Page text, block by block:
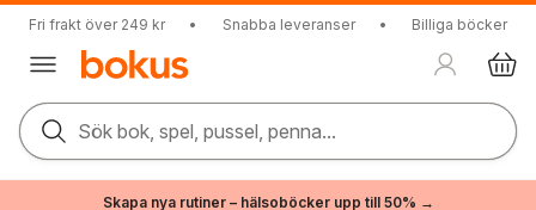
Fri frakt över 249 kr • Snabba leveranser • Billiga böcker
Sök bok, spel, pussel, penna...
Skapa nya rutiner – hälsoböcker upp till 50% →